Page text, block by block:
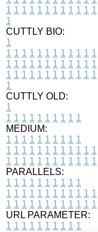
1 1 1 1 1 1 1 1 1 1 1 1
1
CUTTLY BIO:
1
1 1 1 1 1 1 1 1 1 1 1 1
1 1 1 1 1 1 1 1 1 1 1 1
1 1 1 1 1 1 1 1 1 1 1 1
1
CUTTLY OLD:
1
1 1 1 1 1 1 1 1 1 1
MEDIUM:
1 1 1 1 1 1 1 1 1 1
1 1 1 1 1 1 1 1 1 1 1 1
1 1 1 1 1 1 1 1 1 1 1 1
PARALLELS:
1 1 1 1 1 1 1 1 1 1
1 1 1 1 1 1 1 1 1 1 1 1
1 1 1 1 1 1 1 1 1 1 1 1
URL PARAMETER:
1 1 1 1 1 1 1 1 1 1